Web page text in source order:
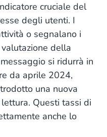
cruciale del
degli utenti. I
o segnalano i
della
si ridurrà in
da aprile 2024,
una nuova
Questi tassi di
anche lo